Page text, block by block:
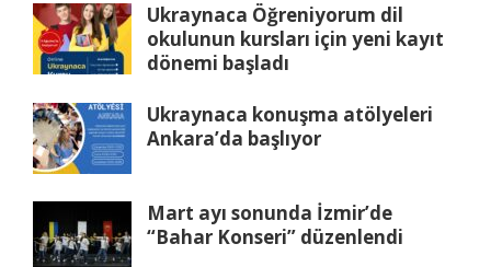
Ukraynaca Öğreniyorum dil
okulunun kursları için yeni kayıt
dönemi başladı
Ukraynaca konuşma atölyeleri
Ankara’da başlıyor
Mart ayı sonunda İzmir’de
“Bahar Konseri” düzenlendi